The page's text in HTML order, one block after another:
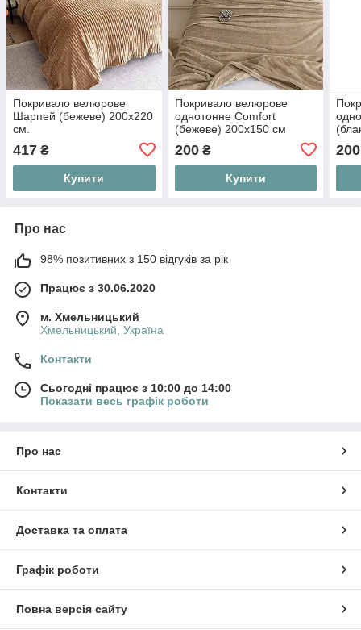
Покривало велюрове
Шарпей (бежеве) 200х220
см.
417 ₴
Купити
Покривало велюрове
однотонне Comfort
(бежеве) 200х150 см
200₴
Купити
200
Про нас
98% позитивних з 150 відгуків за рік
Працює з 30.06.2020
м. Хмельницький
Хмельницький, Україна
Контакти
Сьогодні працює з 10:00 до 14:00
Показати весь графік роботи
Про нас
Контакти
Доставка та оплата
Графік роботи
Повна версія сайту